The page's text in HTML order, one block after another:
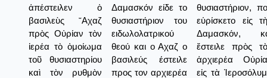
ἀπέστειλεν ὁ
βασιλεὺς ῎Αχαζ
πρὸς Οὐρίαν τὸν
ἱερέα τὸ ὁμοίωμα
τοῦ θυσιαστηρίου
καὶ τὸν ρυθμὸν
Δαμασκόν είδε το
θυσιαστήριον του
ειδωλολατρικού
θεού και ο Αχαζ ο
βασιλεύς έστειλε
προς τον αρχιερέα
θυσιαστήριον,
εὑρίσκετο εἰς
Δαμασκόν,
ἔστειλε πρὸς
ἀρχιερέα
εἰς τὰ